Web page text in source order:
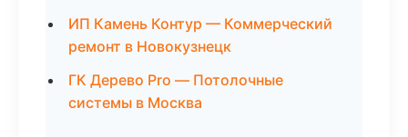
ИП Камень Контур — Коммерческий
ремонт в Новокузнецк
ГК Дерево Pro — Потолочные
системы в Москва